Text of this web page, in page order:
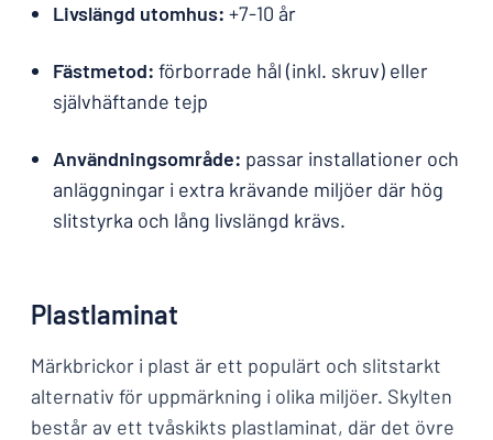
Livslängd utomhus: +7-10 år
Fästmetod: förborrade hål (inkl. skruv) eller
självhäftande tejp
Användningsområde: passar installationer och
anläggningar i extra krävande miljöer där hög
slitstyrka och lång livslängd krävs.
Plastlaminat
Märkbrickor i plast är ett populärt och slitstarkt
alternativ för uppmärkning i olika miljöer. Skylten
består av ett tvåskikts plastlaminat, där det övre